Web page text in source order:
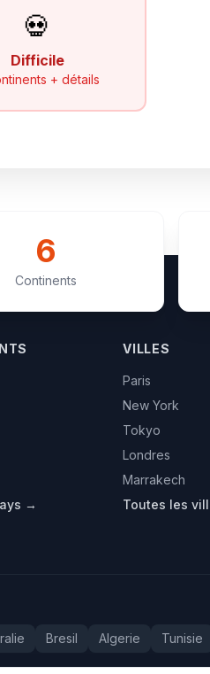
💀
Difficile
+ détails
6
Continents
→
VILLES
Paris
New York
Tokyo
Londres
Marrakech
Toutes les
Bresil Algerie Tunisie